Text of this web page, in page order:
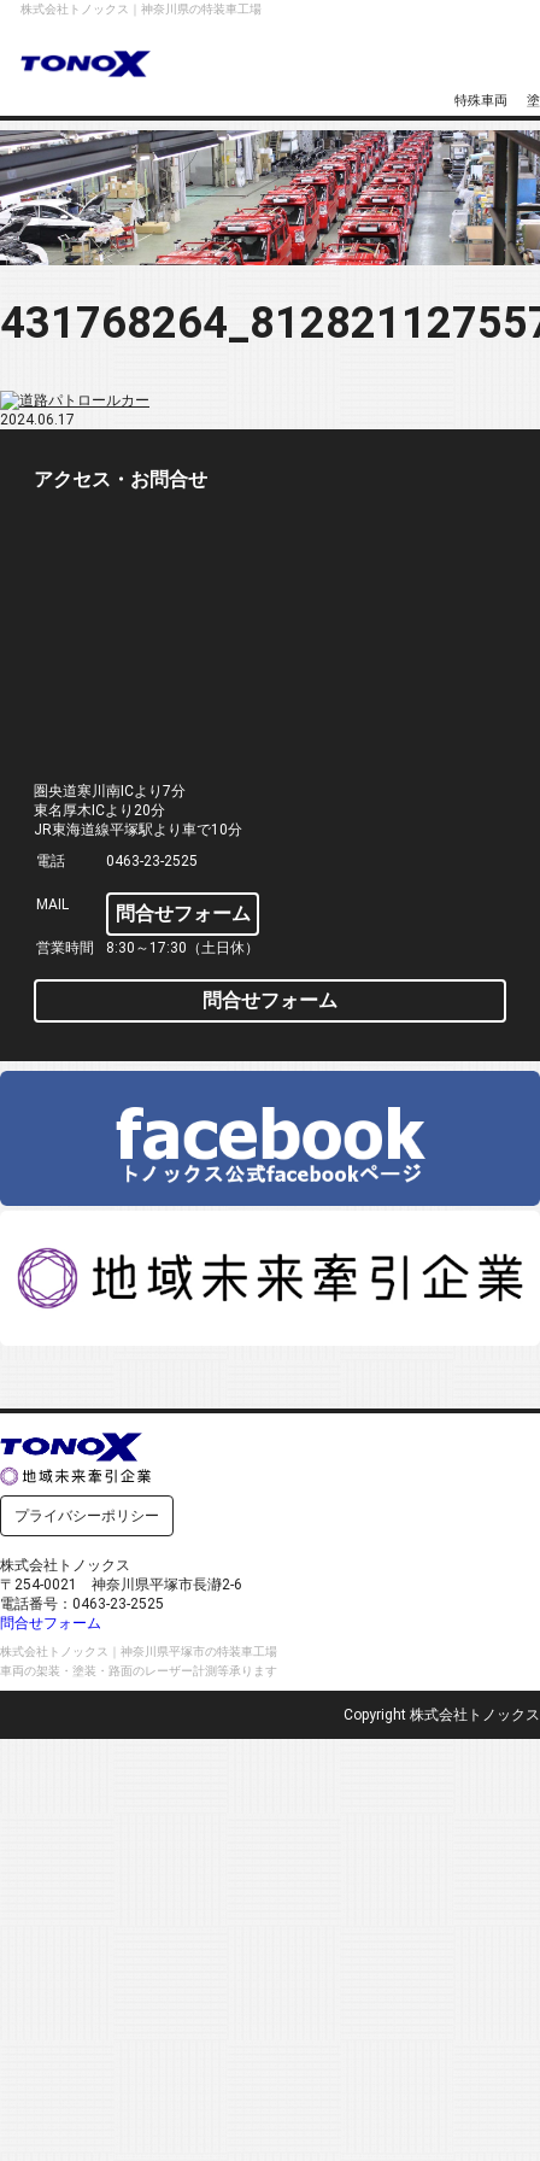
株式会社トノックス｜神奈川県の特装車工場
特殊車両
2024.06.17
アクセス・お問合せ
圏央道寒川南ICより7分
東名厚木ICより20分
JR東海道線平塚駅より車で10分
電話
0463-23-2525
MAIL 問合せフォーム
営業時間 8:30～17:30（土日休）
問合せフォーム
プライバシーポリシー
株式会社トノックス
〒254-0021 神奈川県平塚市長瀞2-6
電話番号：0463-23-2525
問合せフォーム
株式会社トノックス｜神奈川県平塚市の特装車工場
車両の架装・塗装・路面のレーザー計測等承ります
Copyright 株式会社トノックス